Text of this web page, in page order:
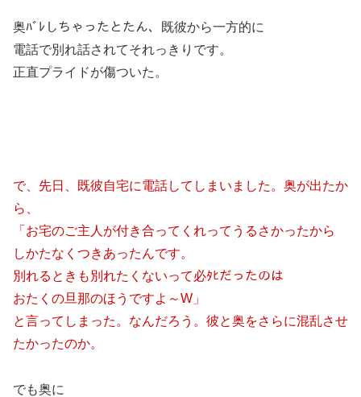
奥ﾊﾞﾚしちゃったとたん、既彼から一方的に
電話で別れ話されてそれっきりです。
正直プライドが傷ついた。
で、先日、既彼自宅に電話してしまいました。奥が出たか
ら、
「お宅のご主人が付き合ってくれってうるさかったから
しかたなくつきあったんです。
別れるときも別れたくないって必ﾀﾋだったのは
おたくの旦那のほうですよ～W」
と言ってしまった。なんだろう。彼と奥をさらに混乱させ
たかったのか。
でも奥に